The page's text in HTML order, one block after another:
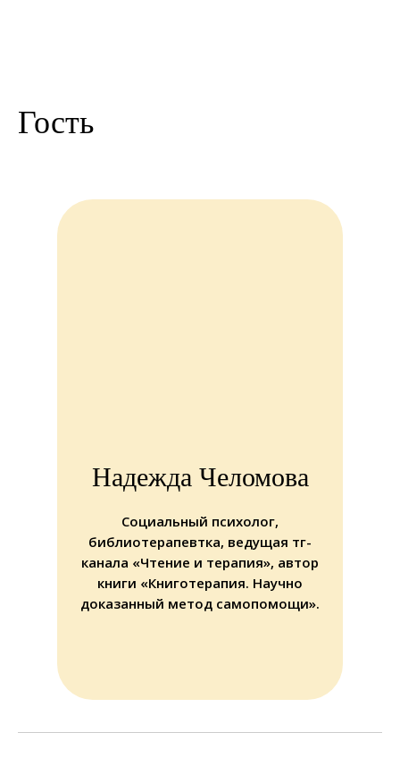
Гость
Надежда Челомова
Социальный психолог,
библиотерапевтка, ведущая тг-
канала «Чтение и терапия», автор
книги «Книготерапия. Научно
доказанный метод самопомощи».